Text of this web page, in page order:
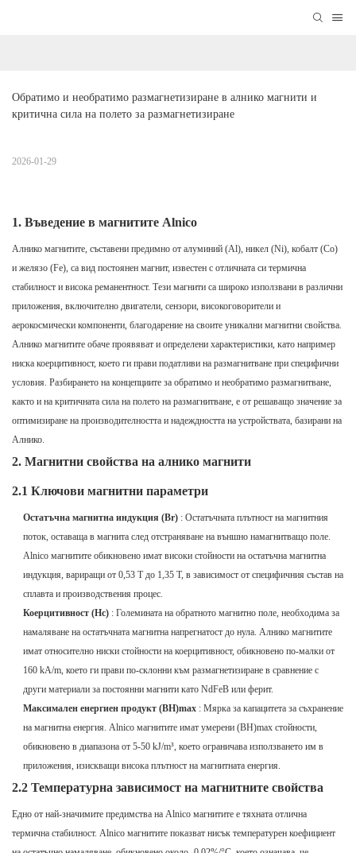
Обратимо и необратимо размагнетизиране в алнико магнити и
критична сила на полето за размагнетизиране
2026-01-29
1. Въведение в магнитите Alnico
Алнико магнитите, съставени предимно от алуминий (Al), никел (Ni), кобалт (Co)
и желязо (Fe), са вид постоянен магнит, известен с отличната си термична
стабилност и висока реманентност. Тези магнити са широко използвани в различни
приложения, включително двигатели, сензори, високоговорители и
аерокосмически компоненти, благодарение на своите уникални магнитни свойства.
Алнико магнитите обаче проявяват и определени характеристики, като например
ниска коерцитивност, което ги прави податливи на размагнитване при специфични
условия. Разбирането на концепциите за обратимо и необратимо размагнитване,
както и на критичната сила на полето на размагнитване, е от решаващо значение за
оптимизиране на производителността и надеждността на устройствата, базирани на
Алнико.
2. Магнитни свойства на алнико магнити
2.1 Ключови магнитни параметри
Остатъчна магнитна индукция (Br) : Остатъчната плътност на магнитния
поток, оставаща в магнита след отстраняване на външно намагнитващо поле.
Alnico магнитите обикновено имат високи стойности на остатъчна магнитна
индукция, вариращи от 0,53 T до 1,35 T, в зависимост от специфичния състав на
сплавта и производствения процес.
Коерцитивност (Hc) : Големината на обратното магнитно поле, необходима за
намаляване на остатъчната магнитна напрегнатост до нула. Алнико магнитите
имат относително ниски стойности на коерцитивност, обикновено по-малки от
160 kA/m, което ги прави по-склонни към размагнетизиране в сравнение с
други материали за постоянни магнити като NdFeB или ферит.
Максимален енергиен продукт (BH)max : Мярка за капацитета за съхранение
на магнитна енергия. Alnico магнитите имат умерени (BH)max стойности,
обикновено в диапазона от 5-50 kJ/m³, което ограничава използването им в
приложения, изискващи висока плътност на магнитната енергия.
2.2 Температурна зависимост на магнитните свойства
Едно от най-значимите предимства на Alnico магнитите е тяхната отлична
термична стабилност. Alnico магнитите показват нисък температурен коефициент